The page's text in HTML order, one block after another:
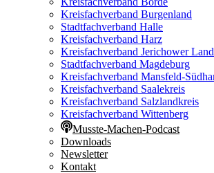
Kreisfachverband Burgenland
Stadtfachverband Halle
Kreisfachverband Harz
Kreisfachverband Jerichower Land
Stadtfachverband Magdeburg
Kreisfachverband Mansfeld-
Kreisfachverband Saalekreis
Kreisfachverband Salzlandkreis
Kreisfachverband Wittenberg
Musste-Machen-Podcast
Downloads
Newsletter
Kontakt